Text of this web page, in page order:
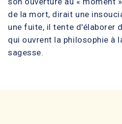
de la mort, dirait une
une fuite, il tente d'élaborer
qui ouvrent la philosophie à
sagesse.